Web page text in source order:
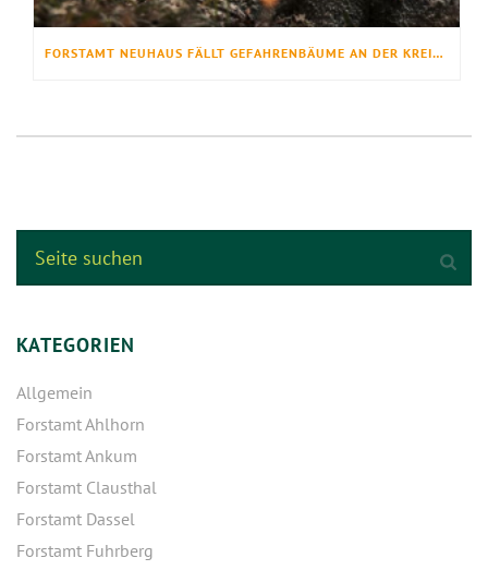
FORSTAMT NEUHAUS FÄLLT GEFAHRENBÄUME AN DER KREISSTRASSE 50
KATEGORIEN
Allgemein
Forstamt Ahlhorn
Forstamt Ankum
Forstamt Clausthal
Forstamt Dassel
Forstamt Fuhrberg